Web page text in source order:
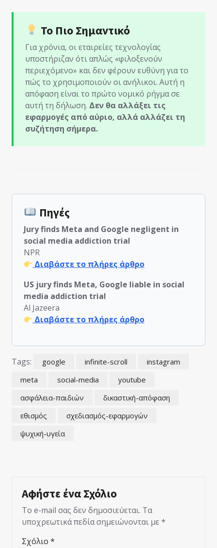
Το Πιο Σημαντικό
Για χρόνια, οι εταιρείες τεχνολογίας
υποστήριζαν ότι απλώς «φιλοξενούν
περιεχόμενο» και δεν φέρουν ευθύνη για το
πώς το χρησιμοποιούν οι ανήλικοι. Αυτή η
απόφαση είναι το πρώτο νομικό ρήγμα σε
αυτή τη δήλωση. Δεν θα αλλάξει τις
εφαρμογές από αύριο, αλλά αλλάζει τη
συζήτηση σήμερα.
Πηγές
Jury finds Meta and Google negligent in
social media addiction trial
NPR
Διαβάστε το πλήρες άρθρο
US jury finds Meta, Google liable in social
media addiction trial
Al Jazeera
Διαβάστε το πλήρες άρθρο
Tags: google infinite-scroll
instagram
meta
social-media
youtube
ασφάλεια-παιδιών
δικαστική-απόφαση
εθισμός
σχεδιασμός-εφαρμογών
ψυχική-υγεία
Αφήστε ένα Σχόλιο
Το e-mail σας δεν δημοσιεύεται. Τα
υποχρεωτικά πεδία σημειώνονται με *
Σχόλιο *